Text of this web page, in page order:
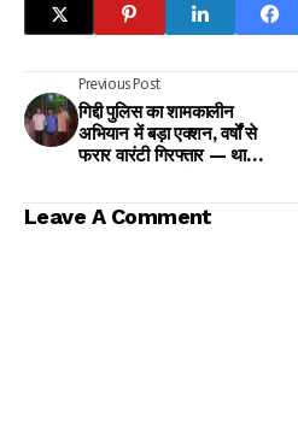
Previous Post
गिद्दी पुलिस का शामकालीन
अभियान में बड़ा एक्शन, वर्षों से
फरार वारंटी गिरफ्तार — थाना
Leave A Comment